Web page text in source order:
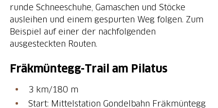
runde Schneeschuhe, Gamaschen und Stöcke
ausleihen und einem gespurten Weg folgen. Zum
Beispiel auf einer der nachfolgenden
ausgesteckten Routen.
Fräkmüntegg-Trail am Pilatus
3 km/180 m
Start: Mittelstation Gondelbahn Fräkmüntegg